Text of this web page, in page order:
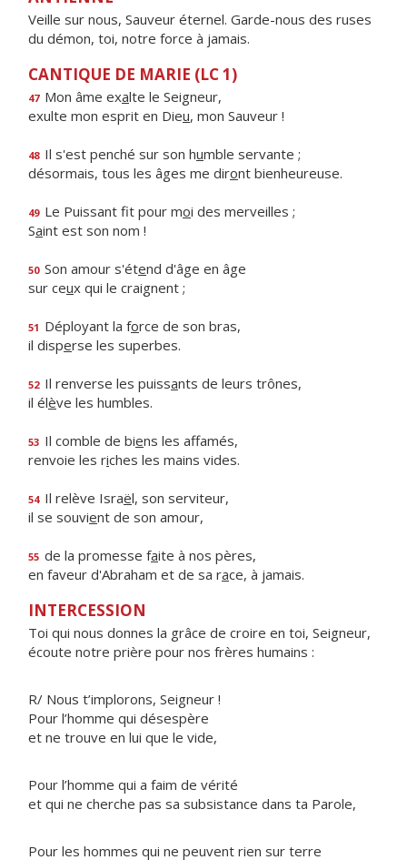
Veille sur nous, Sauveur éternel. Garde-nous des ruses
du démon, toi, notre force à jamais.
CANTIQUE DE MARIE (LC 1)
47 Mon âme exalte le Seigneur,
exulte mon esprit en Dieu, mon Sauveur !
48 Il s'est penché sur son humble servante ;
désormais, tous les âges me diront bienheureuse.
49 Le Puissant fit pour moi des merveilles ;
Saint est son nom !
50 Son amour s'étend d'âge en âge
sur ceux qui le craignent ;
51 Déployant la force de son bras,
il disperse les superbes.
52 Il renverse les puissants de leurs trônes,
il élève les humbles.
53 Il comble de biens les affamés,
renvoie les riches les mains vides.
54 Il relève Israël, son serviteur,
il se souvient de son amour,
55 de la promesse faite à nos pères,
en faveur d'Abraham et de sa race, à jamais.
INTERCESSION
Toi qui nous donnes la grâce de croire en toi, Seigneur,
écoute notre prière pour nos frères humains :
R/ Nous t’implorons, Seigneur !
Pour l’homme qui désespère
et ne trouve en lui que le vide,
Pour l’homme qui a faim de vérité
et qui ne cherche pas sa subsistance dans ta Parole,
Pour les hommes qui ne peuvent rien sur terre